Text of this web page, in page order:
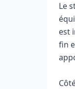
Le
est
fin